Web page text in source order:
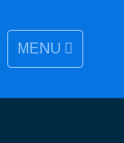
MENU